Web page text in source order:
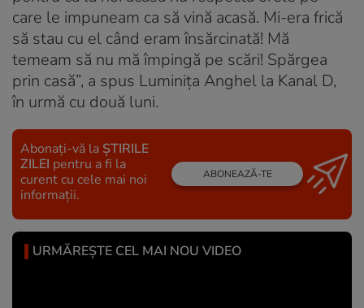
care le impuneam ca să vină acasă. Mi-era frică
să stau cu el când eram însărcinată! Mă
temeam să nu mă împingă pe scări! Spărgea
prin casă”, a spus Luminița Anghel la Kanal D,
în urmă cu două luni.
Abonați-vă la ȘTIRILE
ZILEI pentru a fi la
curent cu cele mai noi
informații.
ABONEAZĂ-TE
URMĂREȘTE CEL MAI NOU VIDEO